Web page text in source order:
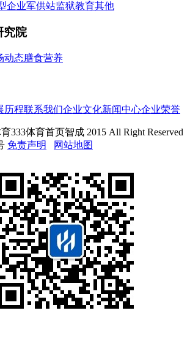
企业军供站监狱教育其他
究院
动态膳食营养
历程联系我们企业文化新闻中心企业荣誉
333体育首页智成 2015 All Right Reserved
免责声明 网站地图